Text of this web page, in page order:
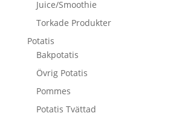
Juice/Smoothie
Torkade Produkter
Potatis
Bakpotatis
Övrig Potatis
Pommes
Potatis Tvättad